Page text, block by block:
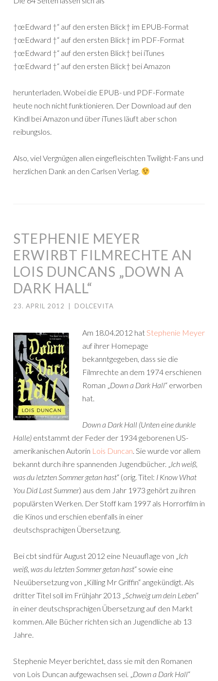
†œEdward †“ auf den ersten Blick† im EPUB-Format
†œEdward †“ auf den ersten Blick† im PDF-Format
†œEdward †“ auf den ersten Blick† bei iTunes
†œEdward †“ auf den ersten Blick† bei Amazon
herunterladen. Wobei die EPUB- und PDF-Formate
heute noch nicht funktionieren. Der Download auf den
Kindl bei Amazon und über iTunes läuft aber schon
reibungslos.
Also, viel Vergnügen allen eingefleischten Twilight-Fans und
herzlichen Dank an den Carlsen Verlag.
STEPHENIE MEYER
ERWIRBT FILMRECHTE AN
LOIS DUNCANS „DOWN A
DARK HALL“
23. APRIL 2012 DOLCEVITA
Am 18.04.2012 hatStephenie Meyer
auf ihrer Homepage
bekanntgegeben, dass sie die
Filmrechte an dem 1974 erschienen
Roman „Down a Dark Hall“ erworben
hat.
Down a Dark Hall (Unten eine dunkle
Halle) entstammt der Feder der 1934 geborenen US-
amerikanischen Autorin Lois Duncan. Sie wurde vor allem
bekannt durch ihre spannenden Jugendbücher. „Ich weiß,
was du letzten Sommer getan hast“ (orig. Titel: I Know What
You Did Last Summer) aus dem Jahr 1973 gehört zu ihren
populärsten Werken. Der Stoff kam 1997 als Horrorfilm in
die Kinos und erschien ebenfalls in einer
deutschsprachigen Übersetzung.
Bei cbt sind für August 2012 eine Neuauflage von „Ich
weiß, was du letzten Sommer getan hast“ sowie eine
Neuübersetzung von „Killing Mr Griffin“ angekündigt. Als
dritter Titel soll im Frühjahr 2013 „Schweig um dein Leben“
in einer deutschsprachigen Übersetzung auf den Markt
kommen. Alle Bücher richten sich an Jugendliche ab 13
Jahre.
Stephenie Meyer berichtet, dass sie mit den Romanen
von Lois Duncan aufgewachsen sei. „Down a Dark Hall“